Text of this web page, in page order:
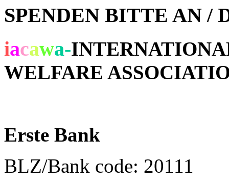
SPENDEN BITTE AN /
iacawa-
WELFARE
Erste Bank
BLZ/Bank code: 20111